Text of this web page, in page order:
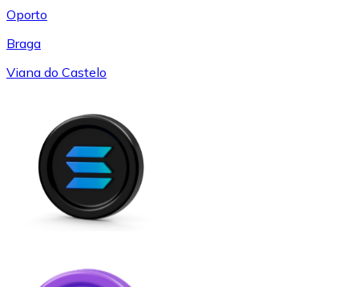
Oporto
Braga
Viana do Castelo